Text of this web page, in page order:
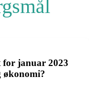
januar 2023
økonomi?